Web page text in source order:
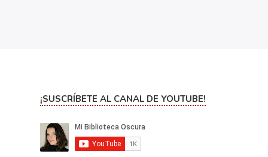
¡SUSCRÍBETE AL CANAL DE YOUTUBE!